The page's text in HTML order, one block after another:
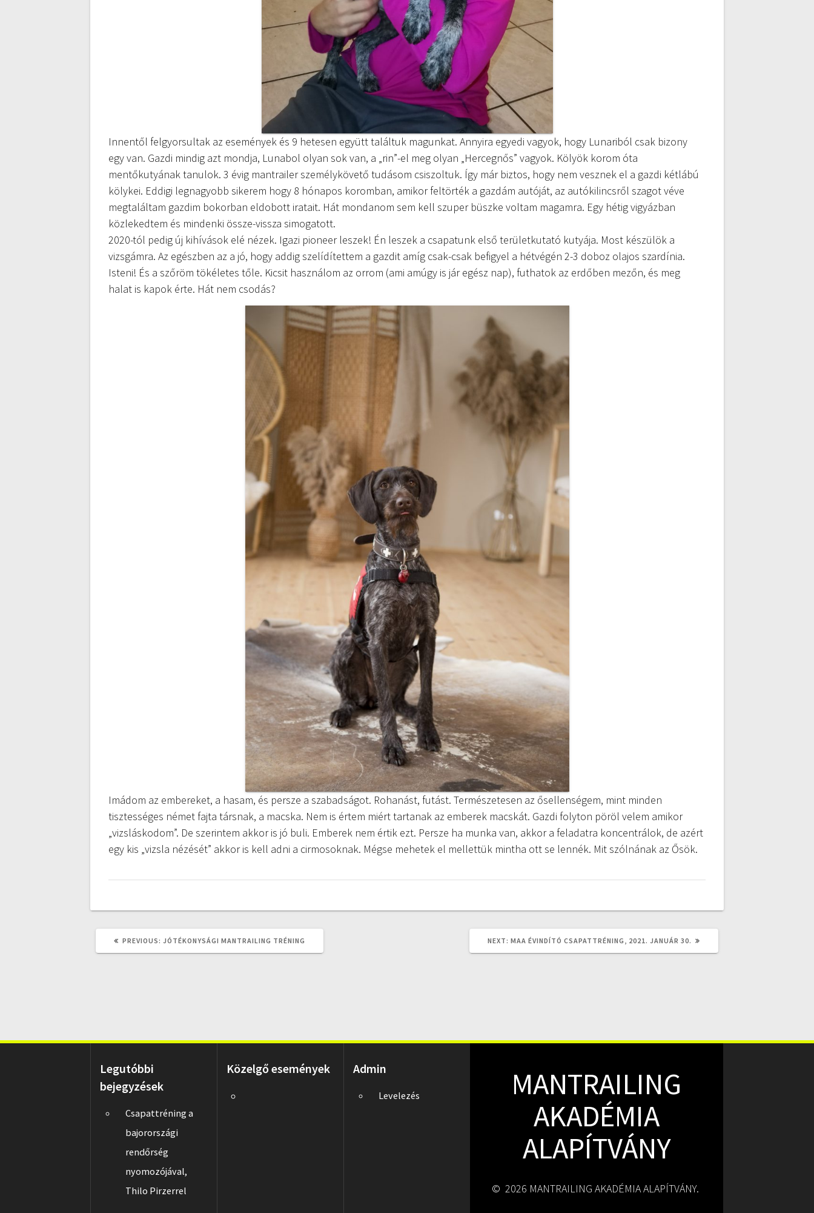
Innentől felgyorsultak az események és 9 hetesen együtt találtuk magunkat. Annyira egyedi vagyok, hogy Lunariból csak bizony
egy van. Gazdi mindig azt mondja, Lunabol olyan sok van, a „rin”-el meg olyan „Hercegnős” vagyok. Kölyök korom óta
mentőkutyának tanulok. 3 évig mantrailer személykövető tudásom csiszoltuk. Így már biztos, hogy nem vesznek el a gazdi kétlábú
kölykei. Eddigi legnagyobb sikerem hogy 8 hónapos koromban, amikor feltörték a gazdám autóját, az autókilincsről szagot véve
megtaláltam gazdim bokorban eldobott iratait. Hát mondanom sem kell szuper büszke voltam magamra. Egy hétig vigyázban
közlekedtem és mindenki össze-vissza simogatott.
2020-tól pedig új kihívások elé nézek. Igazi pioneer leszek! Én leszek a csapatunk első területkutató kutyája. Most készülök a
vizsgámra. Az egészben az a jó, hogy addig szelídítettem a gazdit amíg csak-csak befigyel a hétvégén 2-3 doboz olajos szardínia.
Isteni! És a szőröm tökéletes tőle. Kicsit használom az orrom (ami amúgy is jár egész nap), futhatok az erdőben mezőn, és meg
halat is kapok érte. Hát nem csodás?
Imádom az embereket, a hasam, és persze a szabadságot. Rohanást, futást. Természetesen az ősellenségem, mint minden
tisztességes német fajta társnak, a macska. Nem is értem miért tartanak az emberek macskát. Gazdi folyton pöröl velem amikor
„vizsláskodom”. De szerintem akkor is jó buli. Emberek nem értik ezt. Persze ha munka van, akkor a feladatra koncentrálok, de azért
egy kis „vizsla nézését” akkor is kell adni a cirmosoknak. Mégse mehetek el mellettük mintha ott se lennék. Mit szólnának az Ősök.
PREVIOUS: PREVIOUS
JÓTÉKONYSÁGI MANTRAILING TRÉNING NEXT: NEXT
MAA ÉVINDÍTÓ CSAPATTRÉNING, 2021. JANUÁR 30.
Legutóbbi
bejegyzések
Csapattréning a
bajorországi
rendőrség
nyomozójával,
Thilo Pirzerrel
Közelgő események Admin
Levelezés
MANTRAILING
AKADÉMIA
ALAPÍTVÁNY
© 2026 MANTRAILING AKADÉMIA ALAPÍTVÁNY.